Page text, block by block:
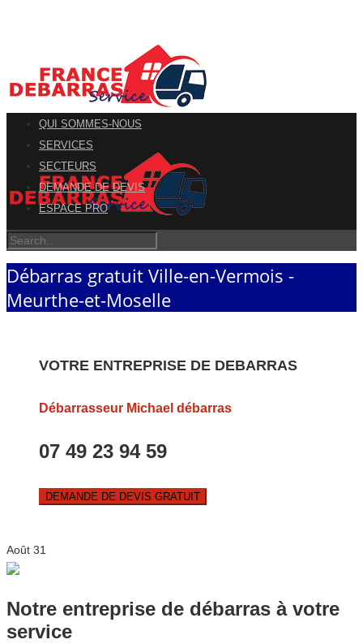
QUI SOMMES-NOUS
SERVICES
SECTEURS
DEMANDE DE DEVIS
ESPACE PRO
Débarras gratuit Ville-en-Vermois -
Meurthe-et-Moselle
VOTRE ENTREPRISE DE DEBARRAS
Débarrasseur Michael débarras
07 49 23 94 59
DEMANDE DE DEVIS GRATUIT
Août 31
Notre entreprise de débarras à votre
service